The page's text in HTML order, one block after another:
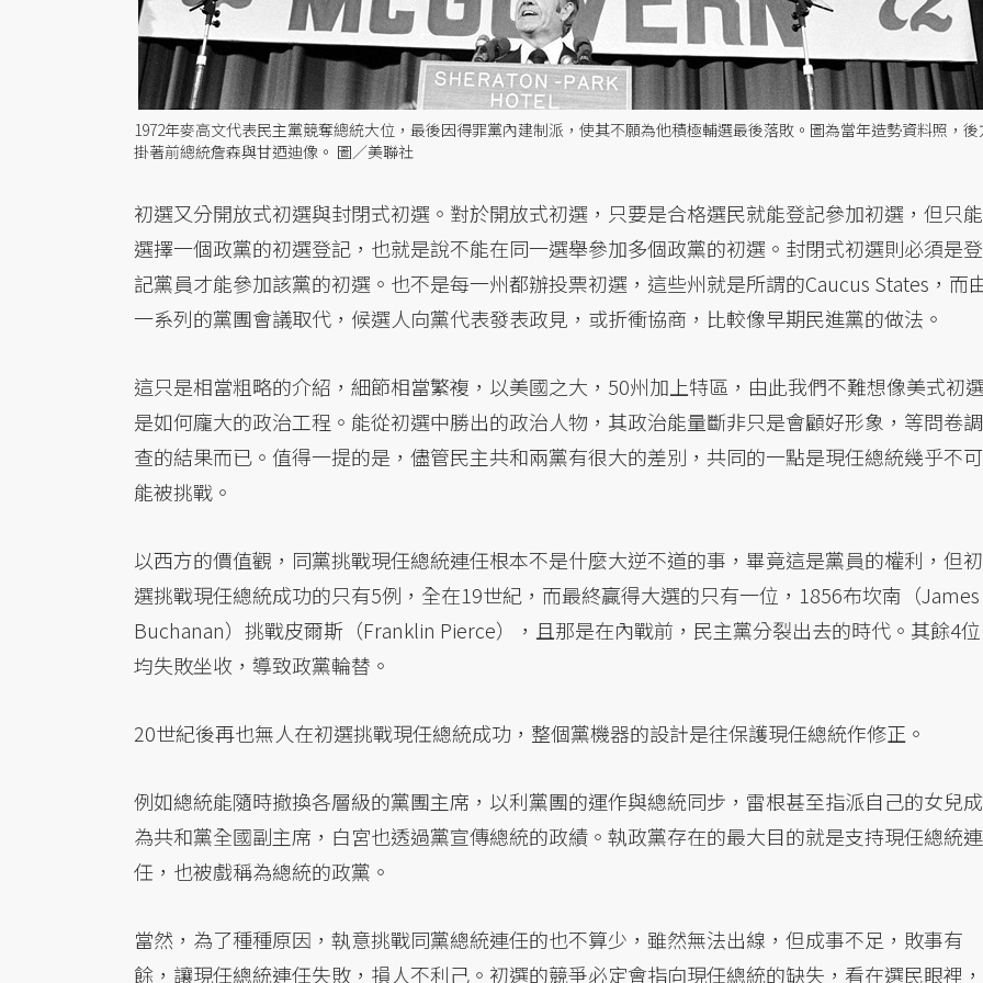
1972年麥高文代表民主黨競奪總統大位，最後因得罪黨內建制派，使其不願為他積極輔選最後落敗。圖為當年造勢資料照，後
掛著前總統詹森與甘迺迪像。 圖／美聯社
初選又分開放式初選與封閉式初選。對於開放式初選，只要是合格選民就能登記參加初選，但只能
選擇一個政黨的初選登記，也就是說不能在同一選舉參加多個政黨的初選。封閉式初選則必須是登
記黨員才能參加該黨的初選。也不是每一州都辦投票初選，這些州就是所謂的Caucus States，而
一系列的黨團會議取代，候選人向黨代表發表政見，或折衝協商，比較像早期民進黨的做法。
這只是相當粗略的介紹，細節相當繁複，以美國之大，50州加上特區，由此我們不難想像美式初選
是如何龐大的政治工程。能從初選中勝出的政治人物，其政治能量斷非只是會顧好形象，等問卷調
查的結果而已。值得一提的是，儘管民主共和兩黨有很大的差別，共同的一點是現任總統幾乎不可
能被挑戰。
以西方的價值觀，同黨挑戰現任總統連任根本不是什麼大逆不道的事，畢竟這是黨員的權利，但初
選挑戰現任總統成功的只有5例，全在19世紀，而最終贏得大選的只有一位，1856布坎南（James
Buchanan）挑戰皮爾斯（Franklin Pierce），且那是在內戰前，民主黨分裂出去的時代。其餘4位
均失敗坐收，導致政黨輪替。
20世紀後再也無人在初選挑戰現任總統成功，整個黨機器的設計是往保護現任總統作修正。
例如總統能隨時撤換各層級的黨團主席，以利黨團的運作與總統同步，雷根甚至指派自己的女兒成
為共和黨全國副主席，白宮也透過黨宣傳總統的政績。執政黨存在的最大目的就是支持現任總統連
任，也被戲稱為總統的政黨。
當然，為了種種原因，執意挑戰同黨總統連任的也不算少，雖然無法出線，但成事不足，敗事有
餘，讓現任總統連任失敗，損人不利己。初選的競爭必定會指向現任總統的缺失，看在選民眼裡，